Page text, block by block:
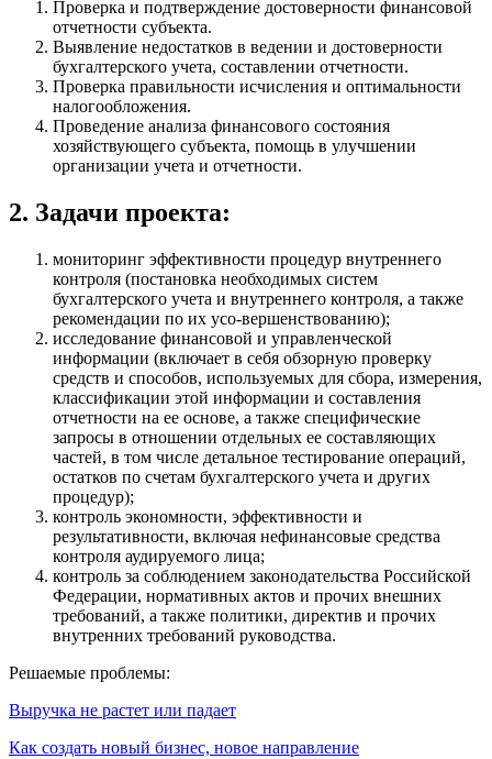
Проверка и подтверждение достоверности финансовой
отчетности субъекта.
Выявление недостатков в ведении и достоверности
бухгалтерского учета, составлении отчетности.
Проверка правильности исчисления и оптимальности
налогообложения.
Проведение анализа финансового состояния
хозяйствующего субъекта, помощь в улучшении
организации учета и отчетности.
2. Задачи проекта:
мониторинг эффективности процедур внутреннего
контроля (постановка необходимых систем
бухгалтерского учета и внутреннего контроля, а также
рекомендации по их усо-вершенствованию);
исследование финансовой и управленческой
информации (включает в себя обзорную проверку
средств и способов, используемых для сбора, измерения,
классификации этой информации и составления
отчетности на ее основе, а также специфические
запросы в отношении отдельных ее составляющих
частей, в том числе детальное тестирование операций,
остатков по счетам бухгалтерского учета и других
процедур);
контроль экономности, эффективности и
результативности, включая нефинансовые средства
контроля аудируемого лица;
контроль за соблюдением законодательства Российской
Федерации, нормативных актов и прочих внешних
требований, а также политики, директив и прочих
внутренних требований руководства.
Решаемые проблемы:
Выручка не растет или падает
Как создать новый бизнес, новое направление